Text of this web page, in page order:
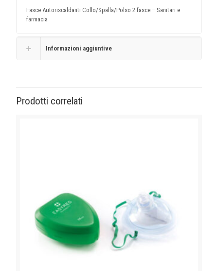
Fasce Autoriscaldanti Collo/Spalla/Polso 2 fasce – Sanitari e
farmacia
Informazioni aggiuntive
Prodotti correlati